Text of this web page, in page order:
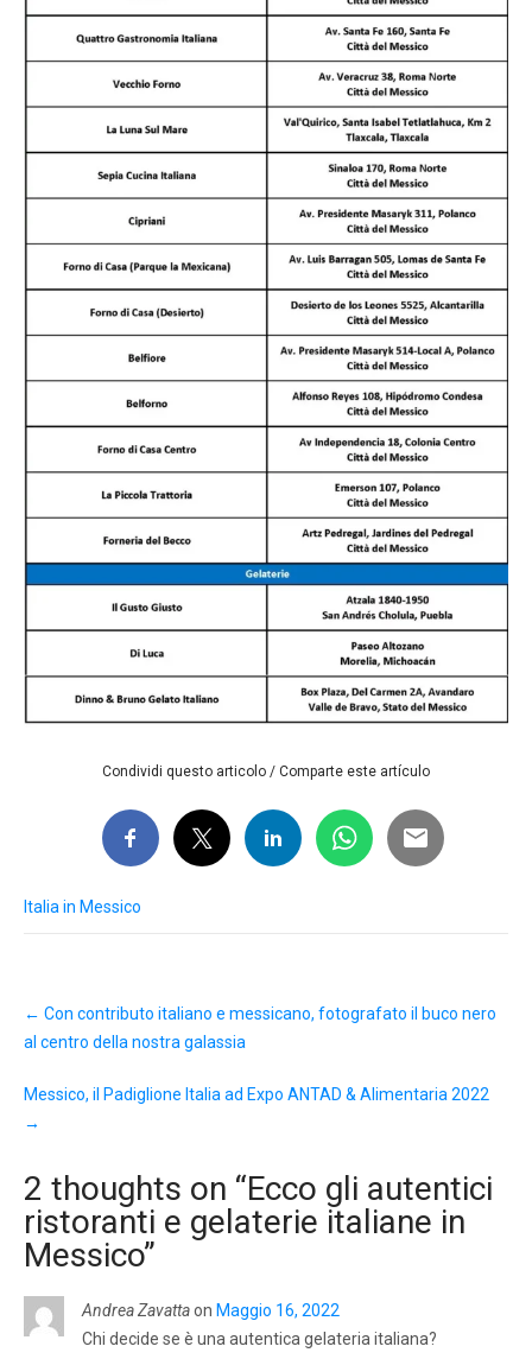
Condividi questo articolo / Comparte este artículo
Italia in Messico
navigation
← Con contributo italiano e messicano, fotografato il buco nero
al centro della nostra galassia
Messico, il Padiglione Italia ad Expo ANTAD & Alimentaria 2022
→
2 thoughts on “Ecco gli autentici
ristoranti e gelaterie italiane in
Messico”
Andrea Zavattaon Maggio 16, 2022
Chi decide se è una autentica gelateria italiana?